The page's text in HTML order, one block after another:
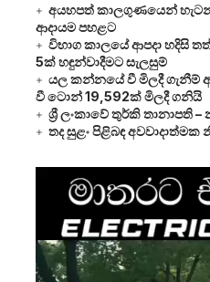
අයහපත් කාලගුණයෙන්
ආදායම පහළට
විභාග කාලයේ ආපදා හදිසි
5ක් හඳුන්වාදීමට සැලසුම්
යල කන්නයේ වී මිලදී ගැනීම්
වී ටොන් 19,592ක් මිලදී ගනියි
ශ්‍රී ලංකාවේ තුර්කි තානාපති
තද සුළං පිළිබඳ
Player